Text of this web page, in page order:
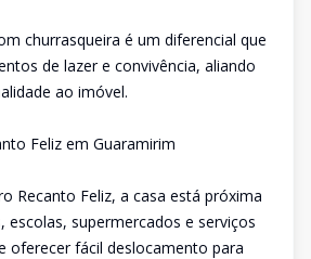
churrasqueira é um diferencial que
de lazer e convivência, aliando
ao imóvel.
Feliz em Guaramirim
Recanto Feliz, a casa está próxima
escolas, supermercados e serviços
oferecer fácil deslocamento para